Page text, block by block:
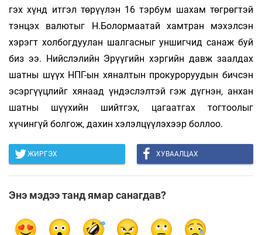
гэх хүнд итгэл төрүүлэн 16 тэрбум шахам төгрөгтэй
тэнцэх валютыг Н.Болормаатай хамтран мэхэлсэн
хэрэгт холбогдуулан шалгасныг уншигчид санаж буй
биз ээ. Нийслэлийн Эрүүгийн хэргийн давж заалдах
шатны шүүх НПГ-ын хяналтын прокуроруудын бичсэн
эсэргүүцлийг хянаад үндэслэлтэй гэж дүгнэн, анхан
шатны шүүхийн шийтгэх, цагаатгах тогтоолыг
хүчингүй болгож, дахин хэлэлцүүлэхээр боллоо.
ЖИРГЭХ ХУВААЛЦАХ
Энэ мэдээ танд ямар санагдав?